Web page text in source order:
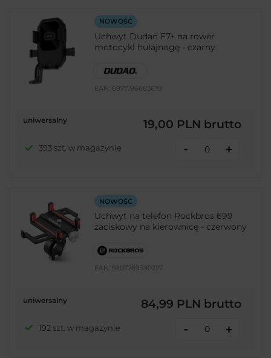
NOWOŚĆ
Uchwyt Dudao F7+ na rower
motocykl hulajnogę - czarny
EAN: 6977196683673
uniwersalny 19,00 PLN brutto
393 szt. w magazynie - +
NOWOŚĆ
Uchwyt na telefon Rockbros 699
zaciskowy na kierownicę - czerwony
EAN: 5907769390227
uniwersalny 84,99 PLN brutto
192 szt. w magazynie - +